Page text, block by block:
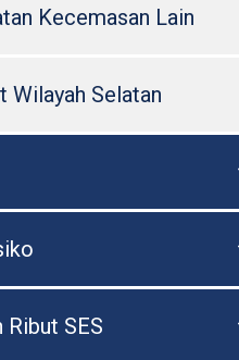
Kecemasan Lain
Wilayah Selatan
SES